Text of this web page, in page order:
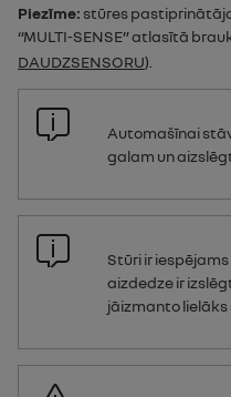
Piezīme: stūres
“MULTI-SENSE” atlasītā
DAUDZSENSORU).
Automašīnai
galam un
Stūri ir
aizdedze ir
jāizmanto lielāks